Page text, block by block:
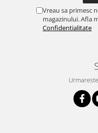
Vreau sa primesc
magazinului. Afla
Confidentialitate